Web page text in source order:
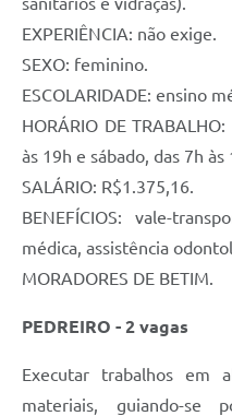
EXPERIÊNCIA: não exige.
SEXO: feminino.
ESCOLARIDADE: ensino
HORÁRIO DE
às 19h e sábado, das 7h às
SALÁRIO: R$1.375,16.
BENEFÍCIOS: vale-
médica, assistência
MORADORES DE BETIM.
PEDREIRO - 2 vagas
Executar trabalhos em
materiais, guiando-se